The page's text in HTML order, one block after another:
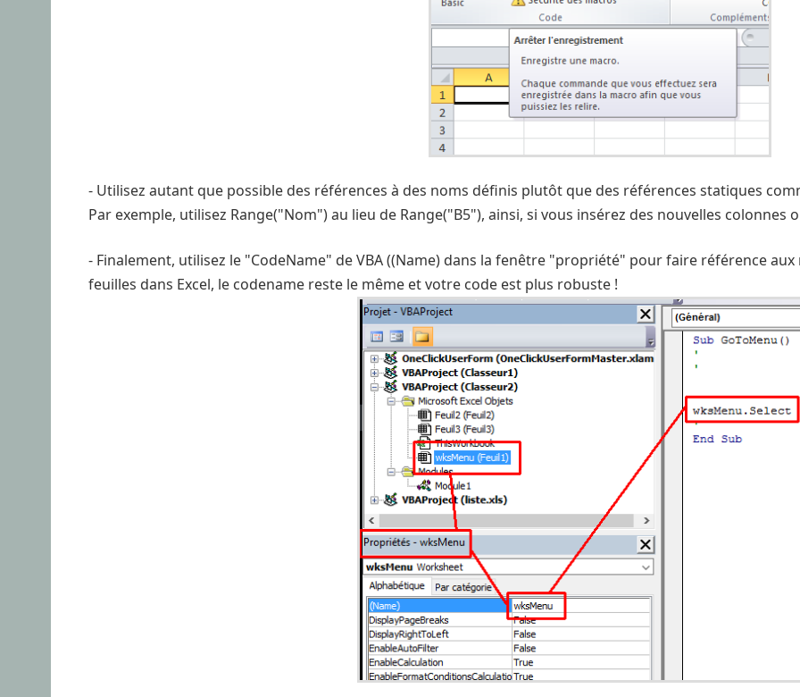
- Utilisez autant que possible des références à des noms définis plutôt que des références statiques
Par exemple, utilisez Range("Nom") au lieu de Range("B5"), ainsi, si vous insérez des nouvelles colonnes
- Finalement, utilisez le "CodeName" de VBA ((Name) dans la fenêtre "propriété" pour faire référence
feuilles dans Excel, le codename reste le même et votre code est plus robuste !